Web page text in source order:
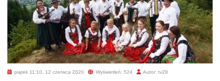
piątek 11:10, 12 czerwca 2020 Wyświetleń: 524 Autor: tv28